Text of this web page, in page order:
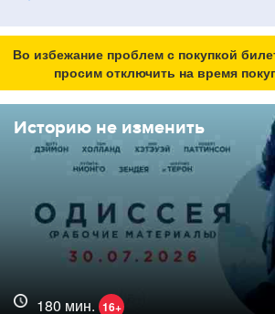
Во избежание проблем с покупкой
просим отключить на время
Историю не изменить
180 мин. 16+